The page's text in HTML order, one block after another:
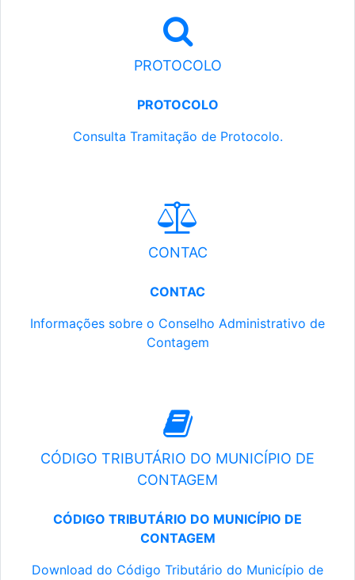
PROTOCOLO
PROTOCOLO
Consulta Tramitação de Protocolo.
CONTAC
CONTAC
Informações sobre o Conselho Administrativo de
Contagem
CÓDIGO TRIBUTÁRIO DO MUNICÍPIO DE
CONTAGEM
CÓDIGO TRIBUTÁRIO DO MUNICÍPIO DE
CONTAGEM
Download do Código Tributário do Município de